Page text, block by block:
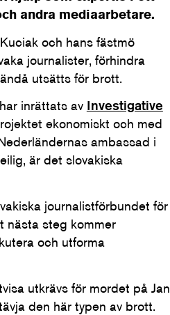
andra mediaarbetare.
och hans fästmö
journalister, förhindra
utsätts för brott.
inrättats av Investigative
ekonomiskt och med
ambassad i
är det slovakiska
journalistförbundet för
nästa steg kommer
och utforma
utkrävs för mordet på Jan
den här typen av brott.